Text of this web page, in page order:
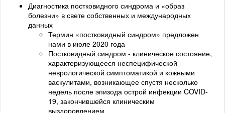
Диагностика постковидного синдрома и «образ
болезни» в свете собственных и международных
данных
Термин «постковидный синдром» предложен
нами в июле 2020 года
Постковидный синдром - клиническое состояние,
характеризующееся неспецифической
неврологической симптоматикой и кожными
васкулитами, возникающее спустя несколько
недель после эпизода острой инфекции COVID-
19, закончившейся клиническим
выздоровлением